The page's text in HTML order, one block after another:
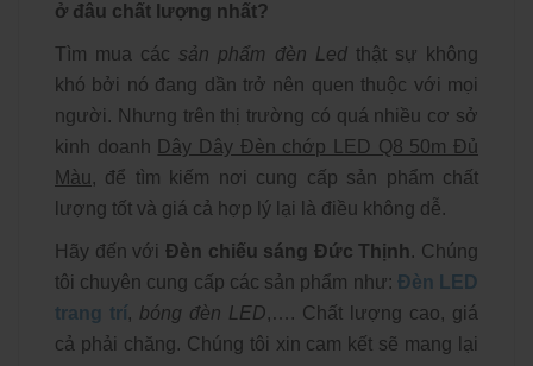
ở đâu chất lượng nhất?
Tìm mua các sản phẩm đèn Ledthật sự không
khó bởi nó đang dần trở nên quen thuộc với mọi
người. Nhưng trên thị trường có quá nhiều cơ sở
kinh doanh Dây Dây Đèn chớp LED Q8 50m Đủ
Màu, để tìm kiếm nơi cung cấp sản phẩm chất
lượng tốt và giá cả hợp lý lại là điều không dễ.
Hãy đến với Đèn chiếu sáng Đức Thịnh. Chúng
tôi chuyên cung cấp các sản phẩm như: Đèn LED
trang trí, bóng đèn LED,…. Chất lượng cao, giá
cả phải chăng. Chúng tôi xin cam kết sẽ mang lại